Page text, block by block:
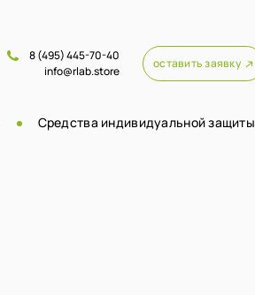
8 (495) 445-70-40
info@rlab.store
оставить заявку
Средства индивидуальной защиты